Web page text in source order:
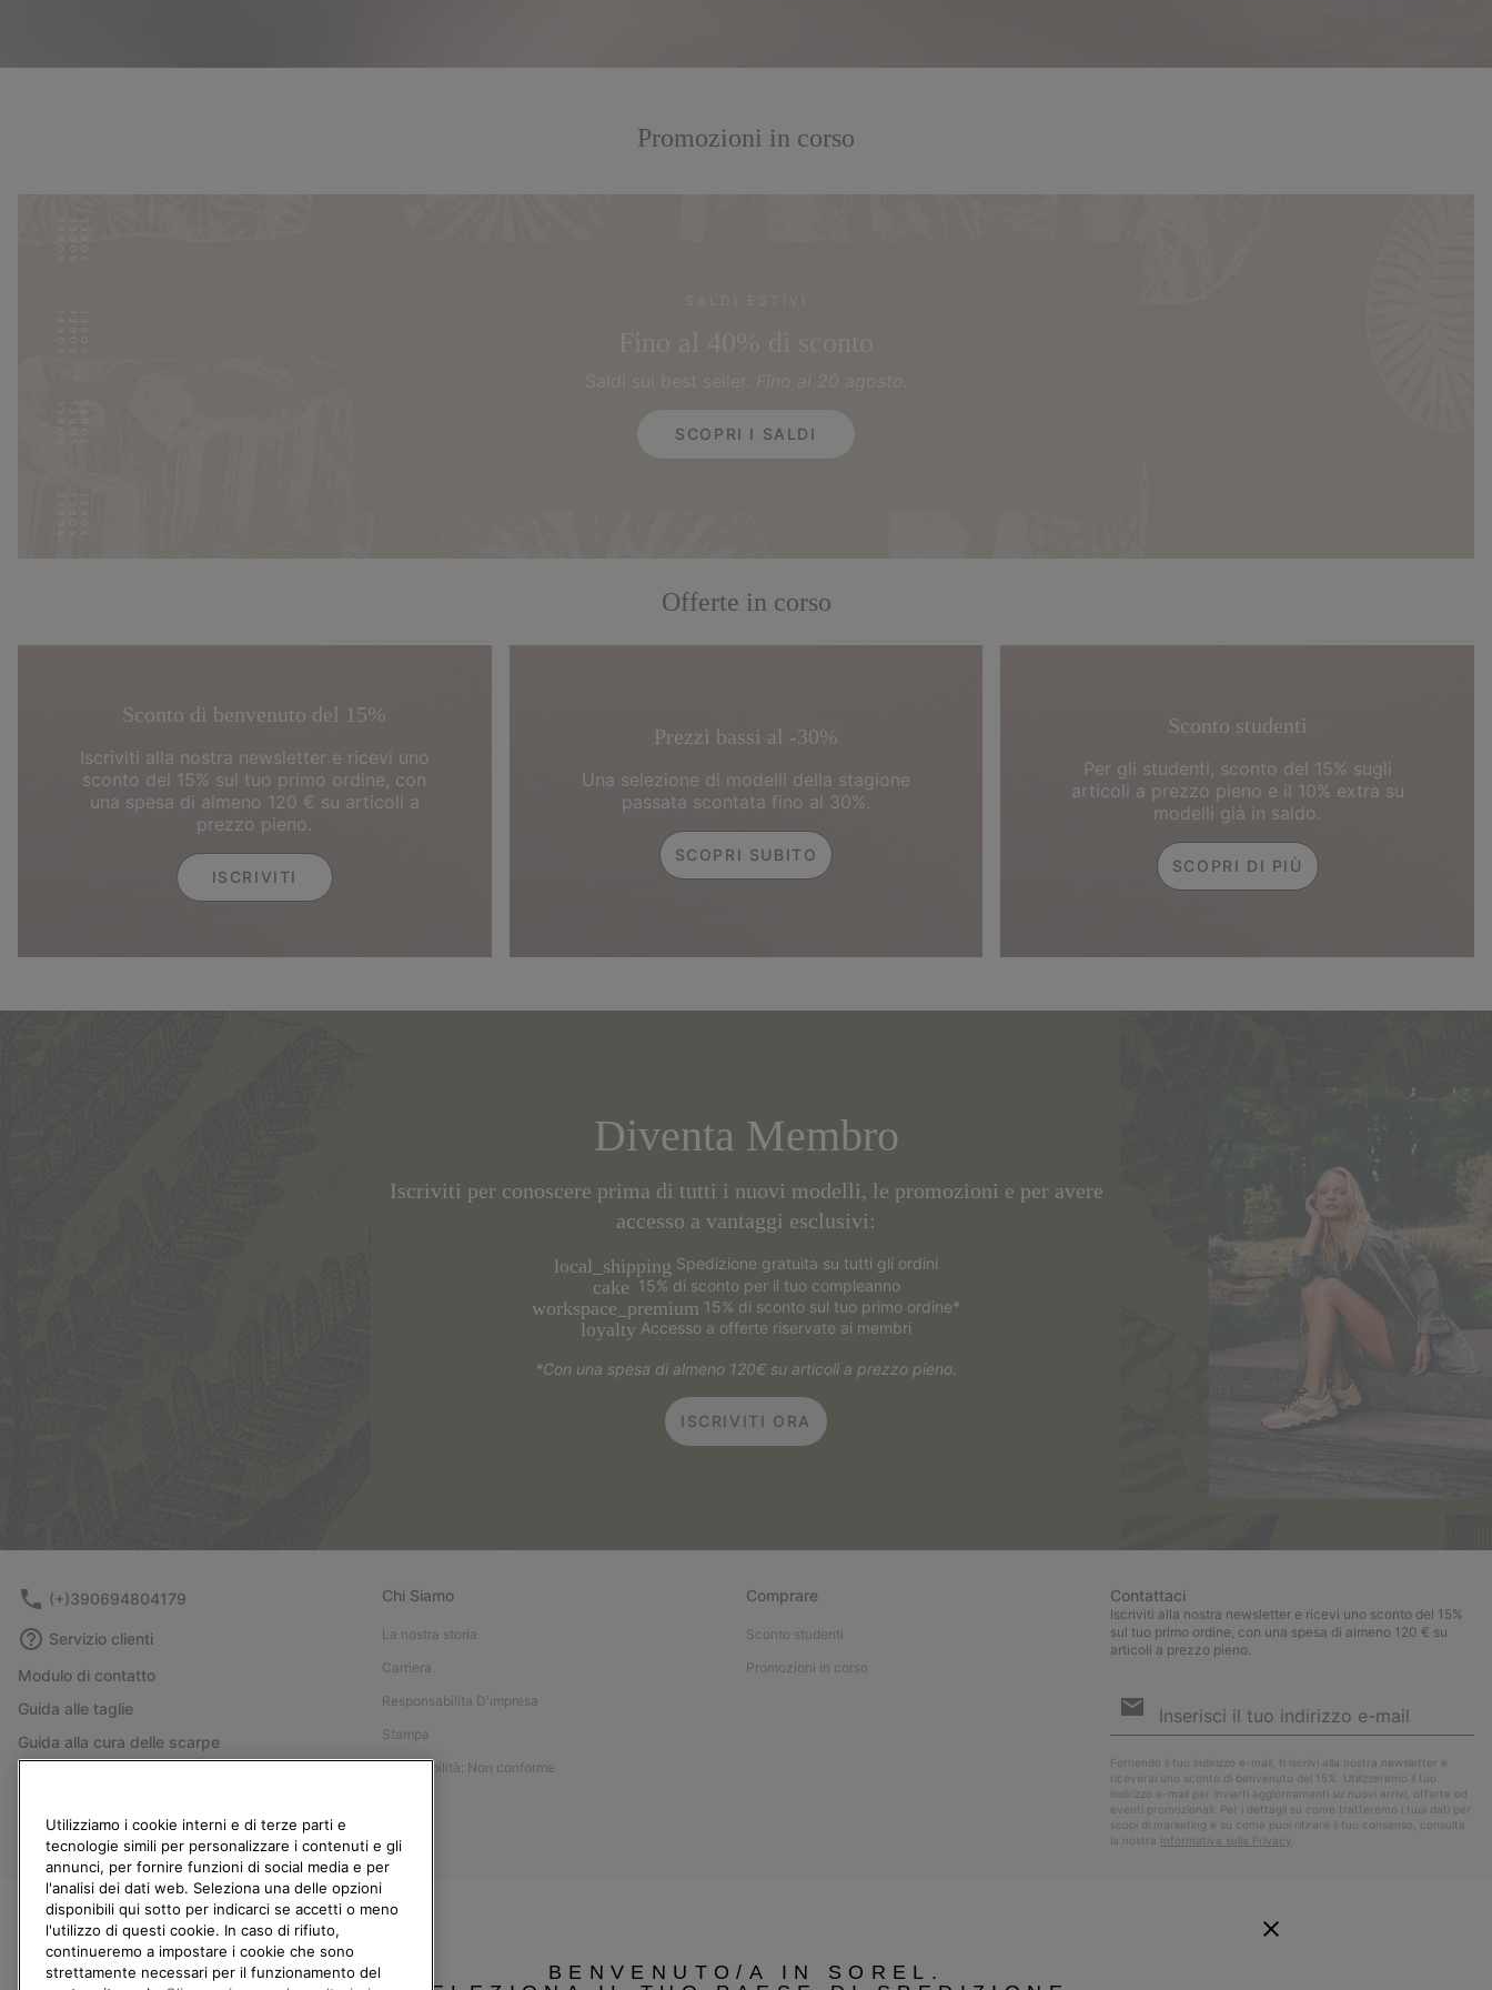
Promozioni in corso
SCOPRI I SALDI
Offerte in corso
Sconto di benvenuto del 15%
Iscriviti alla nostra newsletter e ricevi uno
sconto del 15% sul tuo primo ordine, con
una spesa di almeno 120 € su articoli a
prezzo pieno.
ISCRIVITI
Prezzi bassi al -30%
Una selezione di modelli della stagione
passata scontata fino al 30%.
SCOPRI SUBITO
Sconto studenti
Per gli studenti, sconto del 15% sugli
articoli a prezzo pieno e il 10% extra su
modelli già in saldo.
SCOPRI DI PIÙ
Diventa Membro
Iscriviti per conoscere prima di tutti i nuovi modelli, le promozioni e per avere
accesso a vantaggi esclusivi:
local_shipping Spedizione gratuita su tutti gli ordini
cake 15% di sconto per il tuo compleanno
workspace_premium 15% di sconto sul tuo primo ordine*
loyalty Accesso a offerte riservate ai membri
*Con una spesa di almeno 120€ su articoli a prezzo pieno.
ISCRIVITI ORA
(+)390694804179
Servizio clienti
Modulo di contatto
Guida alle taglie
Guida alla cura delle scarpe
I miei ordini
Spedizione
Pagamento
Domande frequenti
Chi Siamo
La nostra storia
Carriera
Responsabilita D'impresa
Stampa
Accessibilità: Non conforme
Comprare
Sconto studenti
Promozioni in corso
Contattaci
Iscriviti alla nostra newsletter e ricevi uno sconto del 15%
sul tuo primo ordine, con una spesa di almeno 120 € su
articoli a prezzo pieno.
e-
Fornendo il tuo indirizzo e-mail, ti iscrivi alla nostra newsletter e
riceverai uno sconto di benvenuto del 15%. Utilizzeremo il tuo
indirizzo e-mail per inviarti aggiornamenti su nuovi arrivi, offerte ed
eventi promozionali. Per i dettagli su come tratteremo i tuoi dati per
scopi di marketing e su come puoi ritirare il tuo consenso, consulta
la nostra Informativa sulla Privacy
BENVENUTO/A IN SOREL.
Utilizziamo i cookie interni e di terze parti e
tecnologie simili per personalizzare i contenuti e gli
annunci, per fornire funzioni di social media e per
l'analisi dei dati web. Seleziona una delle opzioni
disponibili qui sotto per indicarci se accetti o meno
l'utilizzo di questi cookie. In caso di rifiuto,
continueremo a impostare i cookie che sono
strettamente necessari per il funzionamento del